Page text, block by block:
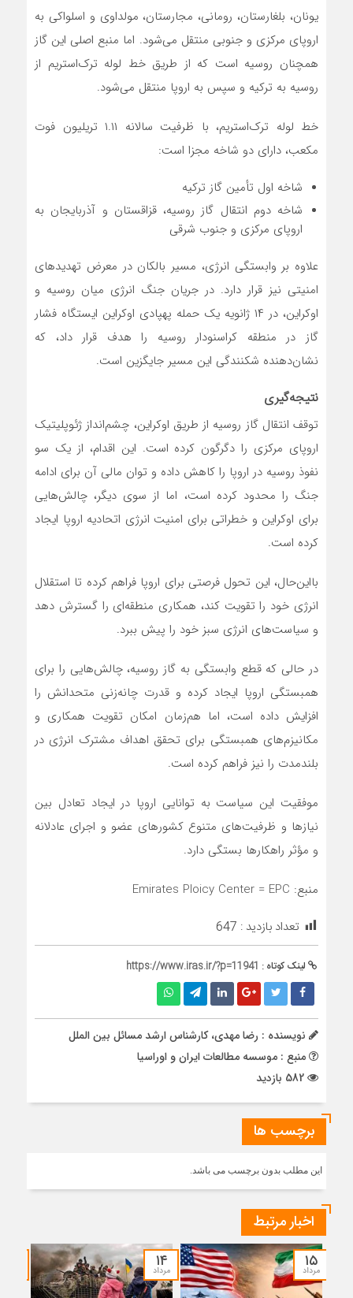
یونان، بلغارستان، رومانی، مجارستان، مولداوی و اسلواکی به
اروپای مرکزی و جنوبی منتقل می‌شود. اما منبع اصلی این گاز
همچنان روسیه است که از طریق خط لوله ترک‌استریم از
روسیه به ترکیه و سپس به اروپا منتقل می‌شود.
خط لوله ترک‌استریم، با ظرفیت سالانه ۱.۱۱ تریلیون فوت
مکعب، دارای دو شاخه مجزا است:
شاخه اول تأمین گاز ترکیه
شاخه دوم انتقال گاز روسیه، قزاقستان و آذربایجان به
اروپای مرکزی و جنوب شرقی
علاوه بر وابستگی انرژی، مسیر بالکان در معرض تهدیدهای
امنیتی نیز قرار دارد. در جریان جنگ انرژی میان روسیه و
اوکراین، در ۱۴ ژانویه یک حمله پهپادی اوکراین ایستگاه فشار
گاز در منطقه کراسنودار روسیه را هدف قرار داد، که
نشان‌دهنده شکنندگی این مسیر جایگزین است.
نتیجه‌گیری
توقف انتقال گاز روسیه از طریق اوکراین، چشم‌انداز ژئوپلیتیک
اروپای مرکزی را دگرگون کرده است. این اقدام، از یک سو
نفوذ روسیه در اروپا را کاهش داده و توان مالی آن برای ادامه
جنگ را محدود کرده است، اما از سوی دیگر، چالش‌هایی
برای اوکراین و خطراتی برای امنیت انرژی اتحادیه اروپا ایجاد
کرده است.
بااین‌حال، این تحول فرصتی برای اروپا فراهم کرده تا استقلال
انرژی خود را تقویت کند، همکاری منطقه‌ای را گسترش دهد
و سیاست‌های انرژی سبز خود را پیش ببرد.
در حالی که قطع وابستگی به گاز روسیه، چالش‌هایی را برای
همبستگی اروپا ایجاد کرده و قدرت چانه‌زنی متحدانش را
افزایش داده است، اما هم‌زمان امکان تقویت همکاری و
مکانیزم‌های همبستگی برای تحقق اهداف مشترک انرژی در
بلندمدت را نیز فراهم کرده است.
موفقیت این سیاست به توانایی اروپا در ایجاد تعادل بین
نیازها و ظرفیت‌های متنوع کشورهای عضو و اجرای عادلانه
و مؤثر راهکارها بستگی دارد.
منبع: Emirates Ploicy Center = EPC
تعداد بازدید : 647
لینک کوتاه : https://www.iras.ir/?p=11941
نویسنده : رضا مهدی، کارشناس ارشد مسائل بین الملل
منبع : موسسه مطالعات ایران و اوراسیا
برچسب ها
این مطلب بدون برچسب می باشد.
اخبار مرتبط
۱۵
مرداد ۱۴
مرداد